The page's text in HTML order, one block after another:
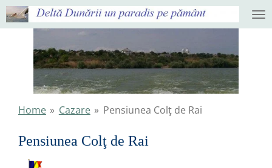
Ga
direct
hoofdinhoud
Home » Cazare » Pensiunea Colţ de Rai
Pensiunea Colţ de Rai